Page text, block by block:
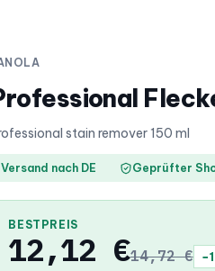
stain remover 150 ml
Versand nach DE Geprüfter
BESTPREIS
12,12 €14,72 €